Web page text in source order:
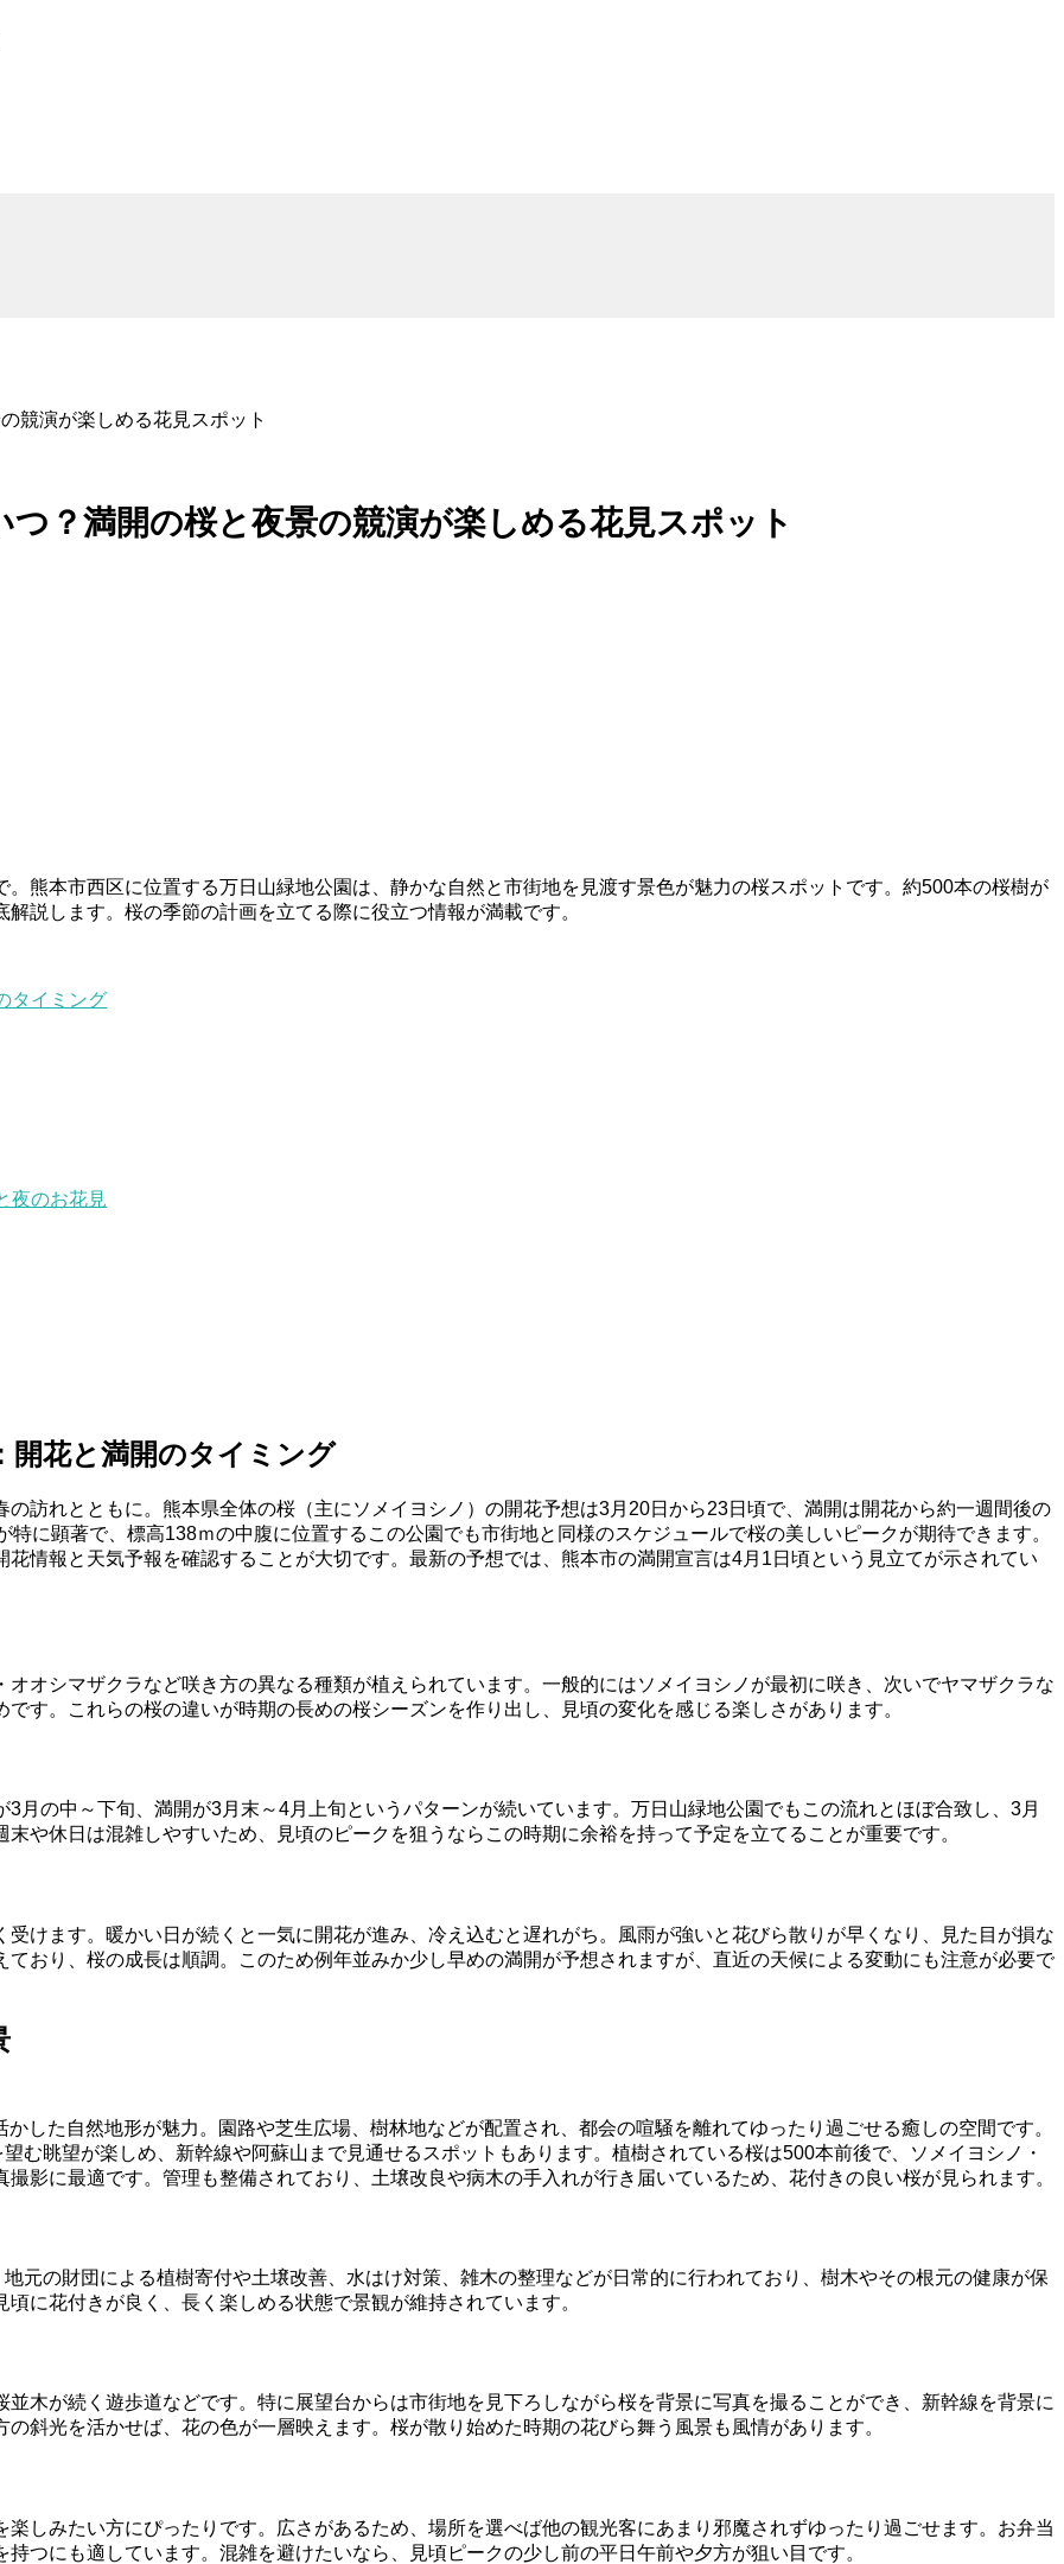
競演が楽しめる花見スポット
？満開の桜と夜景の競演が楽しめる花見スポット
熊本市西区に位置する万日山緑地公園は、静かな自然と市街地を見渡す景色が魅力の桜スポットです。約500本の桜樹が
説します。桜の季節の計画を立てる際に役立つ情報が満載です。
タイミング
夜のお花見
開花と満開のタイミング
訪れとともに。熊本県全体の桜（主にソメイヨシノ）の開花予想は3月20日から23日頃で、満開は開花から約一週間後の
に顕著で、標高138ｍの中腹に位置するこの公園でも市街地と同様のスケジュールで桜の美しいピークが期待できます。
情報と天気予報を確認することが大切です。最新の予想では、熊本市の満開宣言は4月1日頃という見立てが示されてい
オシマザクラなど咲き方の異なる種類が植えられています。一般的にはソメイヨシノが最初に咲き、次いでヤマザクラな
す。これらの桜の違いが時期の長めの桜シーズンを作り出し、見頃の変化を感じる楽しさがあります。
月の中～下旬、満開が3月末～4月上旬というパターンが続いています。万日山緑地公園でもこの流れとほぼ合致し、3月
や休日は混雑しやすいため、見頃のピークを狙うならこの時期に余裕を持って予定を立てることが重要です。
けます。暖かい日が続くと一気に開花が進み、冷え込むと遅れがち。風雨が強いと花びら散りが早くなり、見た目が損な
おり、桜の成長は順調。このため例年並みか少し早めの満開が予想されますが、直近の天候による変動にも注意が必要で
した自然地形が魅力。園路や芝生広場、樹林地などが配置され、都会の喧騒を離れてゆったり過ごせる癒しの空間です。
む眺望が楽しめ、新幹線や阿蘇山まで見通せるスポットもあります。植樹されている桜は500本前後で、ソメイヨシノ・
影に最適です。管理も整備されており、土壌改良や病木の手入れが行き届いているため、花付きの良い桜が見られます。
元の財団による植樹寄付や土壌改善、水はけ対策、雑木の整理などが日常的に行われており、樹木やその根元の健康が保
に花付きが良く、長く楽しめる状態で景観が維持されています。
木が続く遊歩道などです。特に展望台からは市街地を見下ろしながら桜を背景に写真を撮ることができ、新幹線を背景に
斜光を活かせば、花の色が一層映えます。桜が散り始めた時期の花びら舞う風景も風情があります。
しみたい方にぴったりです。広さがあるため、場所を選べば他の観光客にあまり邪魔されずゆったり過ごせます。お弁当
つにも適しています。混雑を避けたいなら、見頃ピークの少し前の平日午前や夕方が狙い目です。